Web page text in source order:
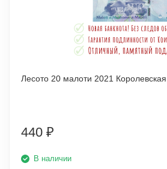
Лесото 20 малоти 2021
440 ₽
В наличии